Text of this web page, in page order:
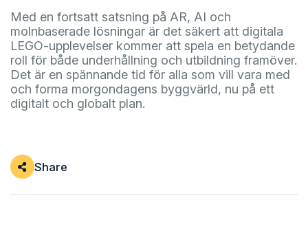
Med en fortsatt satsning på AR, AI och
molnbaserade lösningar är det säkert att digitala
LEGO-upplevelser kommer att spela en betydande
roll för både underhållning och utbildning framöver.
Det är en spännande tid för alla som vill vara med
och forma morgondagens byggvärld, nu på ett
digitalt och globalt plan.
Share